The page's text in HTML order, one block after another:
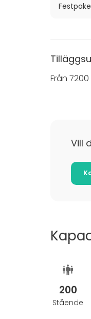
Från
Vill
200
Stående